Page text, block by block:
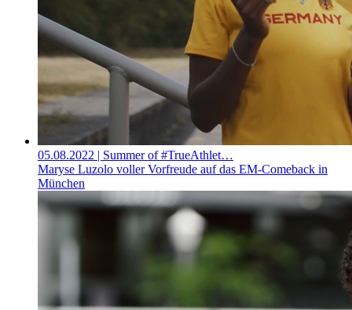
05.08.2022 | Summer of #TrueAthlet…
Maryse Luzolo voller Vorfreude auf das EM-Comeback in
München